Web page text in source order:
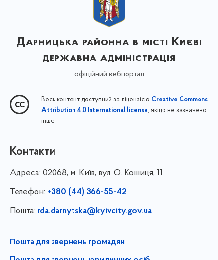
Дарницька районна в місті Києві
державна адміністрація
офіційний вебпортал
Весь контент доступний за ліцензією Creative Commons
Attribution 4.0 International license, якщо не зазначено
інше
Контакти
Адреса: 02068, м. Київ, вул. О. Кошиця, 11
Телефон: +380 (44) 366-55-42
Пошта: rda.darnytska@kyivcity.gov.ua
Пошта для звернень громадян